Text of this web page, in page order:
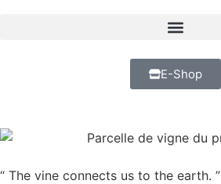
E-Shop
“ The vine connects us to the earth. ”